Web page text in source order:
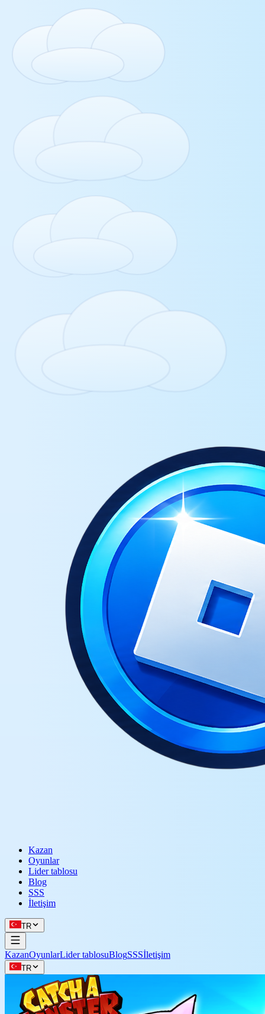
Kazan
Oyunlar
Lider tablosu
Blog
SSS
İletişim
TR
KazanOyunlarLider tablosuBlogSSSİletişim
TR